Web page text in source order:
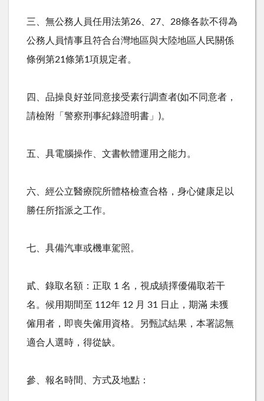
三、無公務人員任用法第26 27 28條各款不得為
公務人員情事且符合台灣地區與大陸地區人民關係
條例第21 條第1 項規定者。
四、品操良好並同意接受素行調查者(如不同意者，
請檢附「警察刑事紀錄證明書」 )。
五、具電腦操作、文書軟體運用之能力。
六、經公立醫療院所體格檢查合格，身心健康足以
勝任所指派之工作。
七、具備汽車或機車駕照。
貳、錄取名額：正取 1 名，視成績擇優備取若干
名。候用期間至 112年 12 月 31
日止，期滿 未獲
僱用者，即喪失僱用資格。另甄試結果，本署認無
適合人選時，得從缺。
參、報名時間、方式及地點：